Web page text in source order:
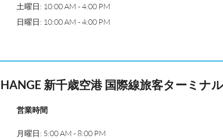
土曜日: 10:00 AM - 4:00 PM
日曜日: 10:00 AM - 4:00 PM
新千歳空港 国際線旅客ターミナ
営業時間
月曜日: 5:00 AM - 8:00 PM